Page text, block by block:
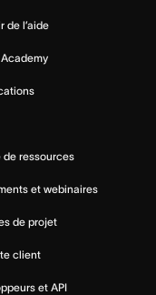
de l’aide
de ressources
et webinaires
de projet
client
et API